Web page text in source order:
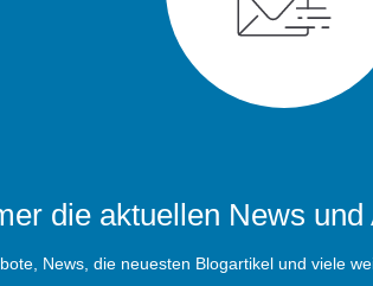
die aktuellen News
News, die neuesten Blogartikel und viele